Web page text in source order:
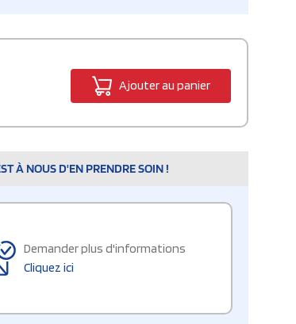
Ajouter au panier
À NOUS D'EN PRENDRE SOIN !
Demander plus d'informations
Cliquez ici